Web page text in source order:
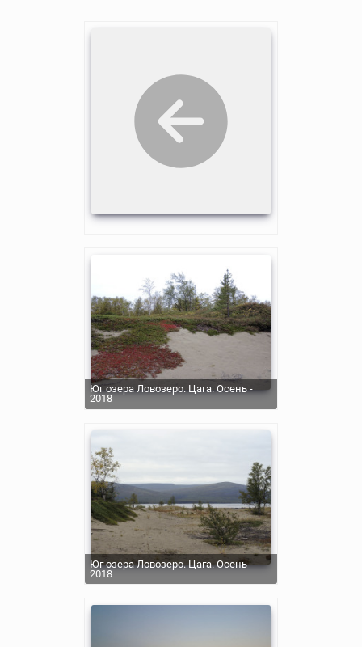
Юг озера Ловозеро. Цага. Осень -
2018
Юг озера Ловозеро. Цага. Осень -
2018